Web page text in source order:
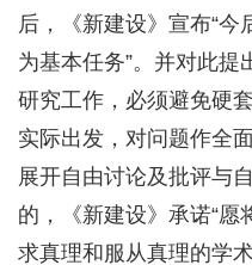
后，《新建设》宣布“
为基本任务”。并对此提
研究工作，必须避免硬
实际出发，对问题作全
展开自由讨论及批评与
的，《新建设》承诺“愿
求真理和服从真理的学